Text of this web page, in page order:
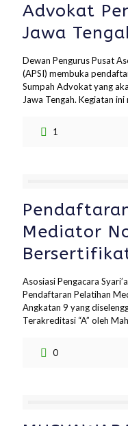
Advokat
Jawa
Dewan Pengurus Pusat
(APSI) membuka
Sumpah Advokat yang
Jawa Tengah. Kegiatan
1
Mediator
Asosiasi Pengacara
Pendaftaran Pelatihan
Angkatan 9 yang
Terakreditasi “A” oleh
0